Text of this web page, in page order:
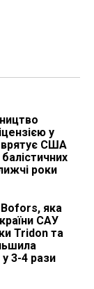
у
врятує США
роки
яка
САУ
Tridon та
3-4 рази